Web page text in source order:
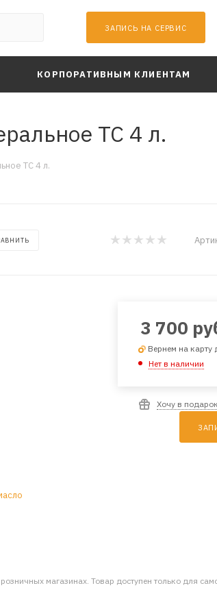
ЗАПИСЬ НА СЕРВИС
КОРПОРАТИВНЫМ КЛИЕНТАМ
TC 4 л.
TC 4 л.
3 700
Вернем на карту
Нет в наличии
Хочу в подарок
магазинах. Товар доступен только для